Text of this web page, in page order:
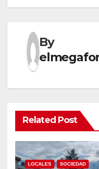
By
Related Post
LOCALES SOCIEDAD